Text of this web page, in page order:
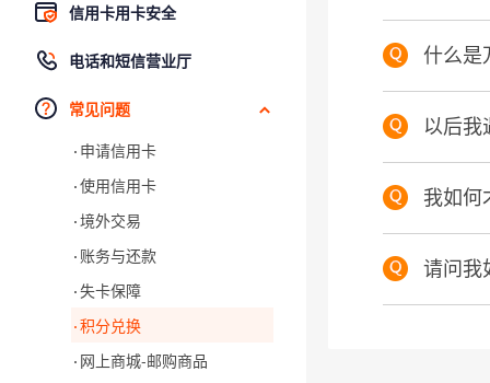
信用卡用卡安全
电话和短信营业厅
常见问题
申请信用卡
使用信用卡
境外交易
账务与还款
失卡保障
积分兑换
网上商城-邮购商品
什么是
以后我
我如何
请问我